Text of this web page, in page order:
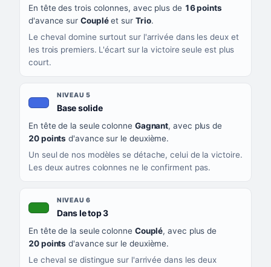
En tête des trois colonnes, avec plus de 16 points
d'avance sur Coupléet sur Trio.
Le cheval domine surtout sur l'arrivée dans les deux et
les trois premiers. L'écart sur la victoire seule est plus
court.
NIVEAU 5
Base solide, couleur bleu roi
En tête de la seule colonne Gagnant, avec plus de
20 points d'avance sur le deuxième.
Un seul de nos modèles se détache, celui de la victoire.
Les deux autres colonnes ne le confirment pas.
NIVEAU 6
Dans le top 3, couleur verte
En tête de la seule colonne Couplé, avec plus de
20 points d'avance sur le deuxième.
Le cheval se distingue sur l'arrivée dans les deux